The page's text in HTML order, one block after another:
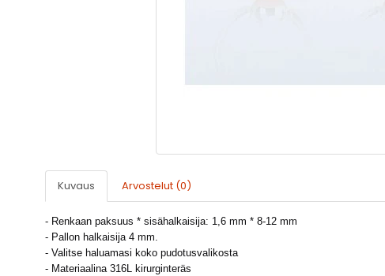
Kuvaus Arvostelut (0)
- Renkaan paksuus * sisähalkaisija: 1,6 mm * 8-12 mm
- Pallon halkaisija 4 mm.
- Valitse haluamasi koko pudotusvalikosta
- Materiaalina 316L kirurginteräs